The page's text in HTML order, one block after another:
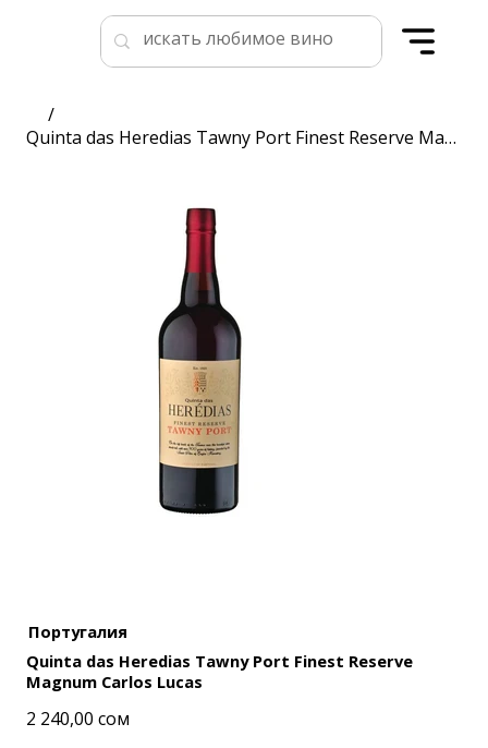
/
Quinta das Heredias Tawny Port Finest Reserve Magnum Carlos Lucas
Quinta das Heredias Tawny Port Finest Reserve
Magnum Carlos Lucas
Цена
2 240,00 сом
Португалия